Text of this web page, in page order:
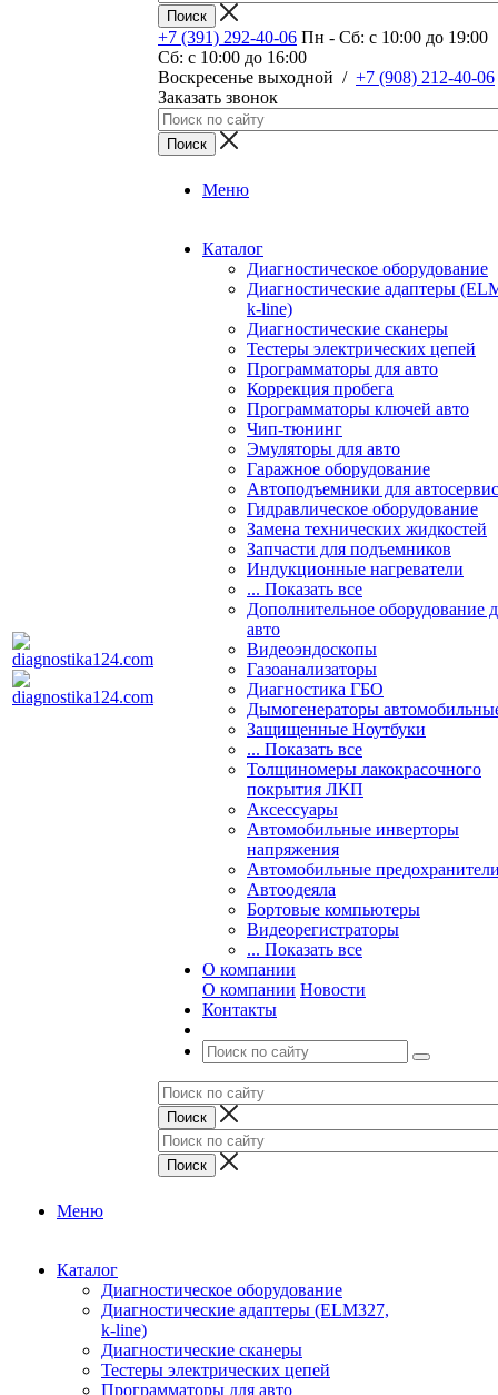
+7 (391) 292-40-06 Пн - Сб: c 10:00 до 19:00
Сб: c 10:00 до 16:00
​Воскресенье выходной / +7 (908) 212-40-06
Заказать звонок
Меню
Каталог
Диагностическое оборудование
Диагностические адаптеры
k-line)
Диагностические сканеры
Тестеры электрических цепей
Программаторы для авто
Коррекция пробега
Программаторы ключей авто
Чип-тюнинг
Эмуляторы для авто
Гаражное оборудование
Автоподъемники для
Гидравлическое оборудование
Замена технических жидкостей
Запчасти для подъемников
Индукционные нагреватели
... Показать все
Дополнительное оборудование
авто
Видеоэндоскопы
Газоанализаторы
Диагностика ГБО
Дымогенераторы
Защищенные Ноутбуки
... Показать все
Толщиномеры лакокрасочного
покрытия ЛКП
Аксессуары
Автомобильные инверторы
напряжения
Автомобильные
Автоодеяла
Бортовые компьютеры
Видеорегистраторы
... Показать все
О компании
О компании Новости
Контакты
Меню
Каталог
Диагностическое оборудование
Диагностические адаптеры (ELM327,
k-line)
Диагностические сканеры
Тестеры электрических цепей
Программаторы для авто